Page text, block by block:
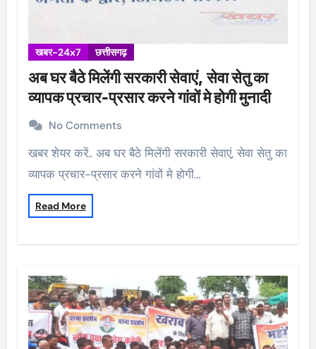
खबर-24x7 छत्तीसगढ़
अब घर बैठे मिलेंगी सरकारी सेवाएं, सेवा सेतु का
व्यापक प्रचार-प्रसार करने गांवों मे होगी मुनादी
No Comments
खबर शेयर करें.. अब घर बैठे मिलेंगी सरकारी सेवाएं, सेवा सेतु का
व्यापक प्रचार-प्रसार करने गांवों मे होगी…
Read More